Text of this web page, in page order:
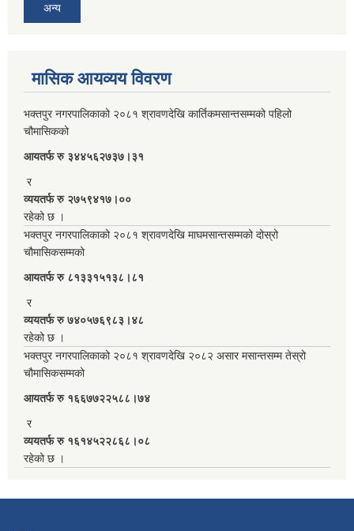
अन्य
मासिक आयव्यय विवरण
भक्तपुर नगरपालिकाको २०८१ श्रावणदेखि कार्तिकमसान्तसम्मको पहिलो
चौमासिकको
आयतर्फ रु‌ ३४४५६२७३७।३१
र
व्ययतर्फ रु २७५९४१७।००
रहेको छ ।
भक्तपुर नगरपालिकाको २०८१ श्रावणदेखि माघमसान्तसम्मको दोस्रो
चौमासिकसम्मको
आयतर्फ रु‌ ८१३३१५१३८।८१
र
व्ययतर्फ रु ७४०५७६९८३।४८
रहेको छ ।
भक्तपुर नगरपालिकाको २०८१ श्रावणदेखि २०८२ असार मसान्तसम्म तेस्रो
चौमासिकसम्मको
आयतर्फ रु‌ १६६७७२२५८८।७४
र
व्ययतर्फ रु १६१४५२२८६८।०८
रहेको छ ।